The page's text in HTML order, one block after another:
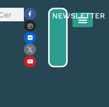
NEWSLETTER